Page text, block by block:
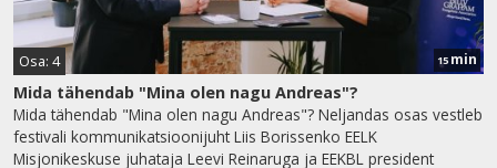
Osa: 4 15 min
Mida tähendab "Mina olen nagu Andreas"?
Mida tähendab "Mina olen nagu Andreas"? Neljandas osas vestleb
festivali kommunikatsioonijuht Liis Borissenko EELK
Misjonikeskuse juhataja Leevi Reinaruga ja EEKBL president